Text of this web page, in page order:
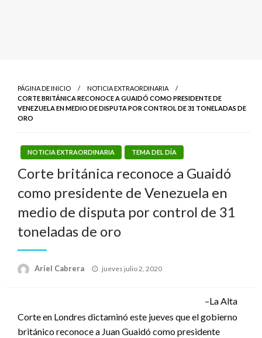
PÁGINA DE INICIO
NOTICIA EXTRAORDINARIA
CORTE BRITÁNICA RECONOCE A GUAIDÓ COMO PRESIDENTE DE
VENEZUELA EN MEDIO DE DISPUTA POR CONTROL DE 31 TONELADAS DE
ORO
NOTICIA EXTRAORDINARIA TEMA DEL DÍA
Corte británica reconoce a Guaidó
como presidente de Venezuela en
medio de disputa por control de 31
toneladas de oro
Ariel Cabrera
Publicado
jueves julio 2, 2020
–La Alta
Corte en Londres dictaminó este jueves que el gobierno
británico reconoce a Juan Guaidó como presidente